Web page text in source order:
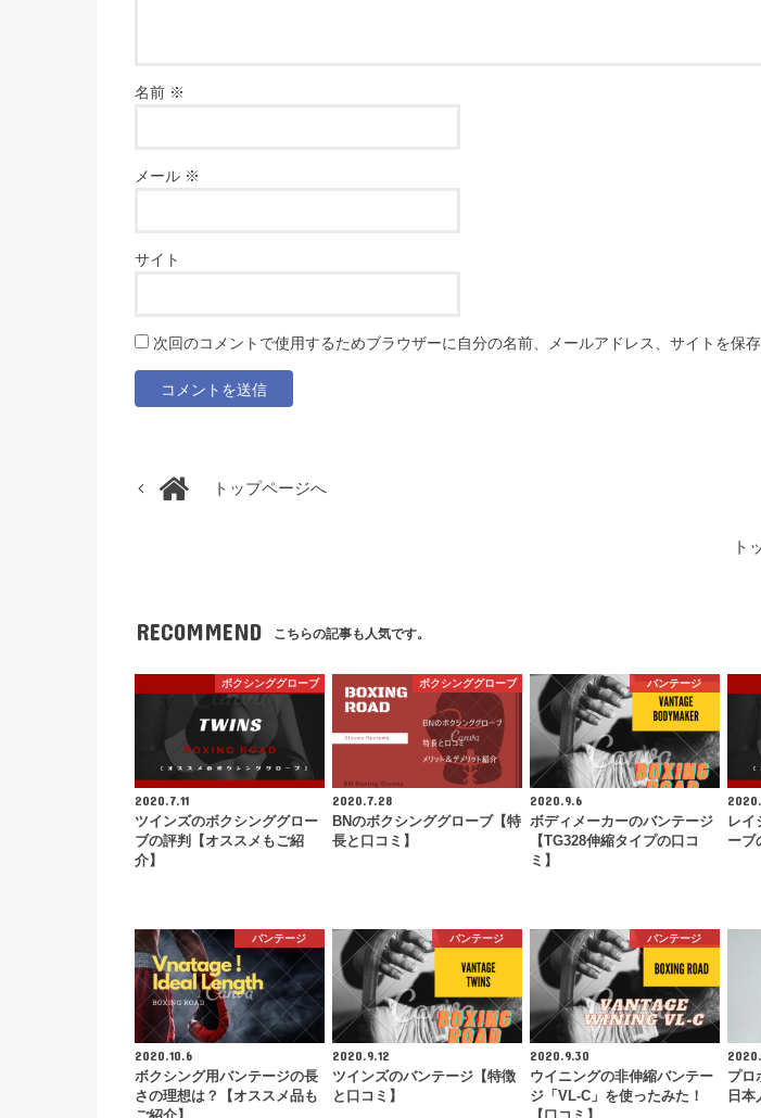
名前 ※
メール ※
サイト
次回のコメントで使用するためブラウザーに自分の名前、メールアドレス、サイトを保存
トップページへ
ト
RECOMMEND こちらの記事も人気です。
ボクシンググローブ
2020.7.11
ツインズのボクシンググロー
ブの評判【オススメもご紹
介】
ボクシンググローブ
2020.7.28
BNのボクシンググローブ【特
長と口コミ】
バンテージ
2020.9.6
ボディメーカーのバンテージ
【TG328伸縮タイプの口コ
ミ】
レイ
ーブ
バンテージ
2020.10.6
ボクシング用バンテージの長
さの理想は？【オススメ品も
バンテージ
2020.9.12
ツインズのバンテージ【特徴
と口コミ】
バンテージ
2020.9.30
ウイニングの非伸縮バンテー
ジ「VL-C」を使ったみた！
プロ
日本